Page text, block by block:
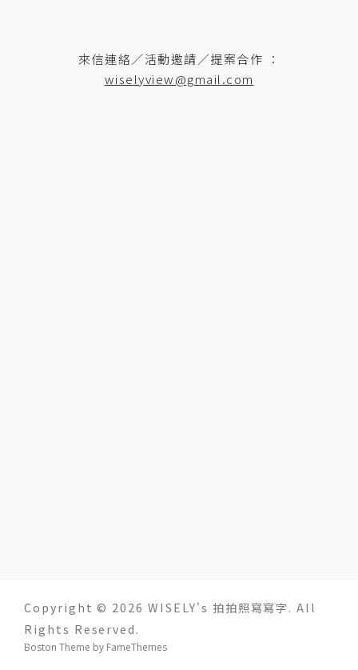
來信連絡／活動邀請／提案合作 ：
wiselyview@gmail.com
Copyright © 2026 WISELY's 拍拍照寫寫字. All
Rights Reserved.
Boston Theme by FameThemes